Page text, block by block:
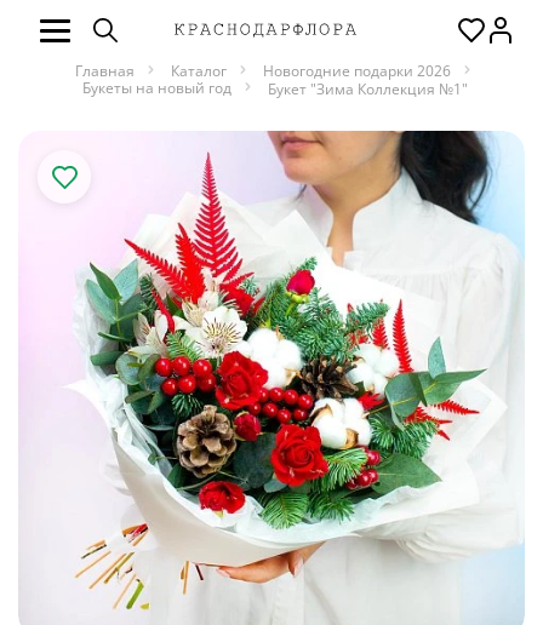
Главная Каталог
Новогодние подарки 2026
Букеты на новый год
Букет "Зима Коллекция №1"